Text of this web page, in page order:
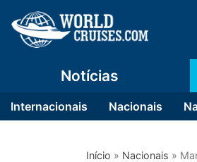
Notícias
Internacionais Nacionais
Início » Nacionais »